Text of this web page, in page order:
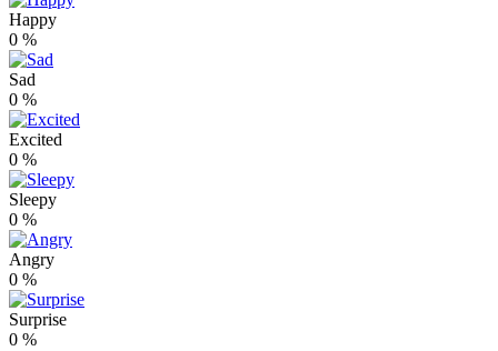
Happy
0 %
Sad
0 %
Excited
0 %
Sleepy
0 %
Angry
0 %
Surprise
0 %